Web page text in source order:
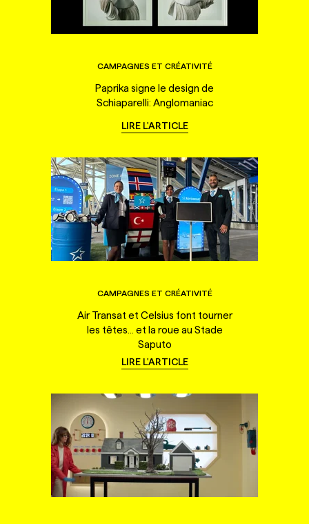
CAMPAGNES ET CRÉATIVITÉ
Paprika signe le design de
Schiaparelli: Anglomaniac
LIRE L'ARTICLE
CAMPAGNES ET CRÉATIVITÉ
Air Transat et Celsius font tourner
les têtes... et la roue au Stade
Saputo
LIRE L'ARTICLE